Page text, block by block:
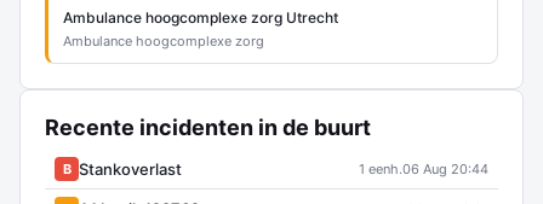
Ambulance hoogcomplexe zorg Utrecht
Ambulance hoogcomplexe zorg
Recente incidenten in de buurt
B Stankoverlast 1 eenh.06 Aug 20:44